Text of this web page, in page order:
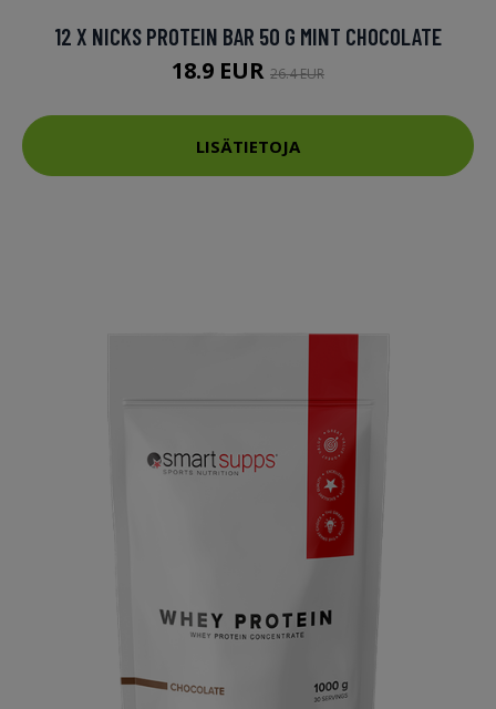
12 X NICKS PROTEIN BAR 50 G MINT CHOCOLATE
18.9 EUR 26.4 EUR
LISÄTIETOJA